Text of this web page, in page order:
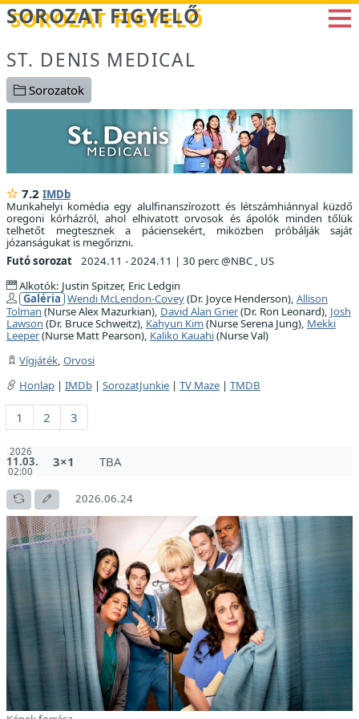
Betöltés...
SOROZAT FIGYELŐ
ST. DENIS MEDICAL
Sorozatok
7.2 IMDb
Munkahelyi komédia egy alulfinanszírozott és létszámhiánnyal küzdő
oregoni kórházról, ahol elhivatott orvosok és ápolók minden tőlük
telhetőt megtesznek a páciensekért, miközben próbálják saját
józanságukat is megőrizni.
Futó sorozat
2024.11 - 2024.11 | 30 perc @NBC , US
Alkotók: Justin Spitzer, Eric Ledgin
Galéria Wendi McLendon-Covey(Dr. Joyce Henderson), Allison
Tolman (Nurse Alex Mazurkian), David Alan Grier(Dr. Ron Leonard), Josh
Lawson (Dr. Bruce Schweitz), Kahyun Kim(Nurse Serena Jung), Mekki
Leeper(Nurse Matt Pearson), Kaliko Kauahi(Nurse Val)
Vígjáték, Orvosi
Honlap | IMDb | SorozatJunkie | TV Maze | TMDB
1 2 3
2026
11.03.
02:00
3×1 TBA
2026.06.24